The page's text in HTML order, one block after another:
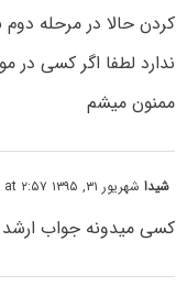
کردن حالا در مرحله دوم
ندارد لطفا اگر کسی در
ممنون میشم
شیداشهریور ۳۱, ۱۳۹۵ at ۲:۵۷ ب٫ظ
کسی میدونه جواب ارشد